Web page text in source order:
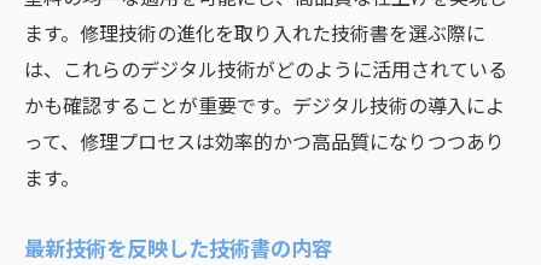
ます。修理技術の進化を取り入れた技術書を選ぶ際に
は、これらのデジタル技術がどのように活用されている
かも確認することが重要です。デジタル技術の導入によ
って、修理プロセスは効率的かつ高品質になりつつあり
ます。
最新技術を反映した技術書の内容